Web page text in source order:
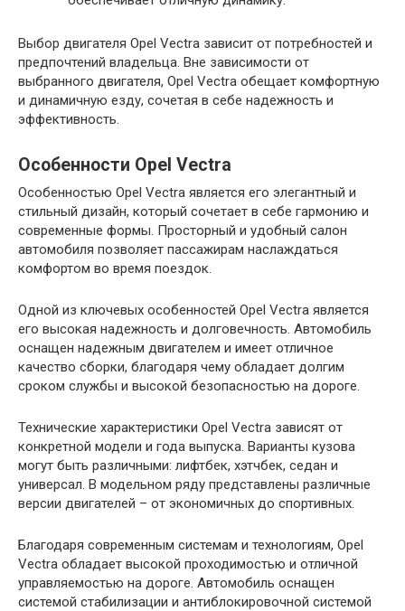
Выбор двигателя Opel Vectra зависит от потребностей и
предпочтений владельца. Вне зависимости от
выбранного двигателя, Opel Vectra обещает комфортную
и динамичную езду, сочетая в себе надежность и
эффективность.
Особенности Opel Vectra
Особенностью Opel Vectra является его элегантный и
стильный дизайн, который сочетает в себе гармонию и
современные формы. Просторный и удобный салон
автомобиля позволяет пассажирам наслаждаться
комфортом во время поездок.
Одной из ключевых особенностей Opel Vectra является
его высокая надежность и долговечность. Автомобиль
оснащен надежным двигателем и имеет отличное
качество сборки, благодаря чему обладает долгим
сроком службы и высокой безопасностью на дороге.
Технические характеристики Opel Vectra зависят от
конкретной модели и года выпуска. Варианты кузова
могут быть различными: лифтбек, хэтчбек, седан и
универсал. В модельном ряду представлены различные
версии двигателей – от экономичных до спортивных.
Благодаря современным системам и технологиям, Opel
Vectra обладает высокой проходимостью и отличной
управляемостью на дороге. Автомобиль оснащен
системой стабилизации и антиблокировочной системой